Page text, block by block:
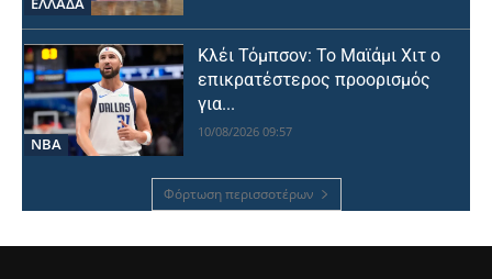
NBA
Κλέι Τόμπσον: Το Μαϊάμι Χιτ ο
επικρατέστερος προορισμός
για...
10/08/2026 09:57
Φόρτωση περισσοτέρων